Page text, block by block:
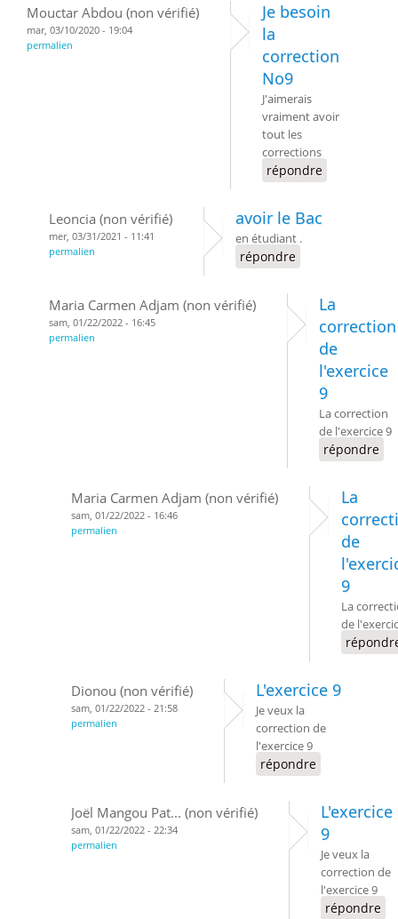
Mouctar Abdou (non vérifié)
mar, 03/10/2020 - 19:04
permalien
Je besoin
la
correction
No9
J'aimerais
vraiment avoir
tout les
corrections
répondre
Leoncia (non vérifié)
mer, 03/31/2021 - 11:41
permalien
avoir le Bac
en étudiant .
répondre
Maria Carmen Adjam (non vérifié)
sam, 01/22/2022 - 16:45
permalien
La
correction
de
l'exercice
9
La correction
de l'exercice 9
répondre
Maria Carmen Adjam (non vérifié)
sam, 01/22/2022 - 16:46
permalien
La
de
9
La
de
Dionou (non vérifié)
sam, 01/22/2022 - 21:58
permalien
L'exercice 9
Je veux la
correction de
l'exercice 9
répondre
Joël Mangou Pat... (non vérifié)
sam, 01/22/2022 - 22:34
permalien
L'exercice
9
Je veux la
correction de
l'exercice 9
répondre